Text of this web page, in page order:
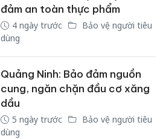
đảm an toàn thực phẩm
4 ngày trước
Bảo vệ người tiêu
dùng
Quảng Ninh: Bảo đảm nguồn
cung, ngăn chặn đầu cơ xăng
dầu
5 ngày trước
Bảo vệ người tiêu
dùng